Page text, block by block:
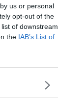
us or personal
opt-out of the
of downstream
the IAB’s List of